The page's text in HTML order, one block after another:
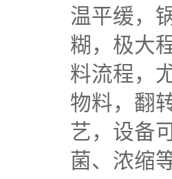
温平缓，
糊，极大
料流程，
物料，翻
艺，设备
菌、浓缩